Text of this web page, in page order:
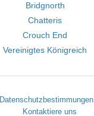
Bridgnorth
Chatteris
Crouch End
Vereinigtes Königreich
Datenschutzbestimmungen
Kontaktiere uns